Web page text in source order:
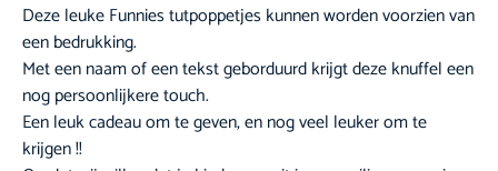
Deze leuke Funnies tutpoppetjes kunnen wordenvoorzien van
een bedrukking.
Met een naam of een tekst geborduurd krijgt deze knuffel een
nog persoonlijkere touch.
Een leuk cadeau om te geven, en nog veel leuker om te
krijgen !!